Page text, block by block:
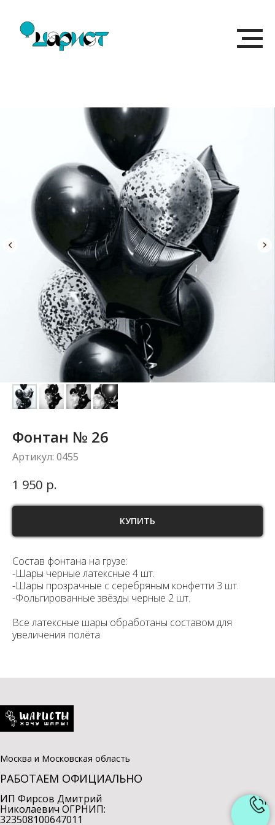
Фонтан № 26
Артикул: 0455
1 950 р.
КУПИТЬ
Состав фонтана на грузе:
-Шары черные латексные 4 шт.
-Шары прозрачные с серебряным конфетти 3 шт.
-Фольгированные звёзды черные 2 шт.
Все латексные шары обработаны составом для
увеличения полёта.
Москва и Московская область
РАБОТАЕМ ОФИЦИАЛЬНО
ИП Фирсов Дмитрий
Николаевич ОГРНИП:
323508100647011